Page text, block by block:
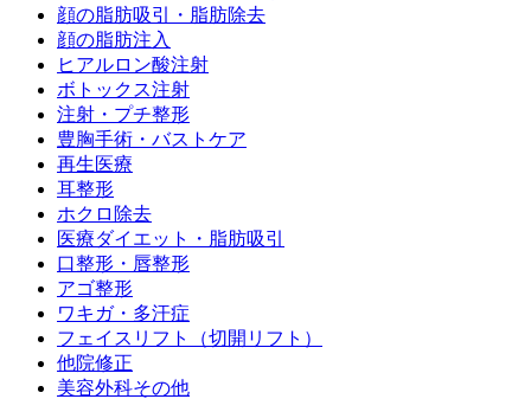
顔の脂肪吸引・脂肪除去
顔の脂肪注入
ヒアルロン酸注射
ボトックス注射
注射・プチ整形
豊胸手術・バストケア
再生医療
耳整形
ホクロ除去
医療ダイエット・脂肪吸引
口整形・唇整形
アゴ整形
ワキガ・多汗症
フェイスリフト（切開リフト）
他院修正
美容外科その他